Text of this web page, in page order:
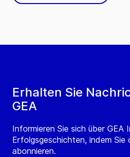
Erhalten Sie
GEA
Informieren Sie sich über GEA
Erfolgsgeschichten, indem Sie
abonnieren.